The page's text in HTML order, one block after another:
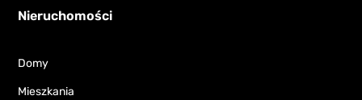
Nieruchomości
Domy
Mieszkania